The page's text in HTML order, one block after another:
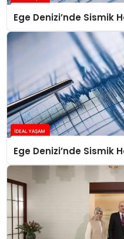
Ege Denizi’nde Sismik
Ege Denizi’nde Sismik